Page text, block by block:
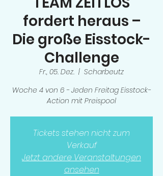
fordert heraus –
Die große Eisstock-
Challenge
Fr., 05. Dez.
  |
Scharbeutz
Woche 4 von 6 - Jeden Freitag Eisstock-
Action mit Preispool
Tickets stehen nicht zum
Verkauf
Jetzt andere Veranstaltungen
ansehen